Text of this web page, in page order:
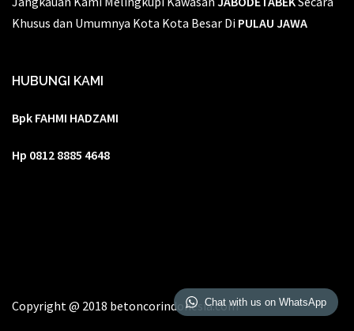
Khusus dan Umumnya Kota Kota Besar Di PULAU JAWA
HUBUNGI KAMI
Bpk FAHMI HADZAMI
Hp 0812 8885 4648
Copyright @ 2018 betoncorindonesia.comChat with us on WhatsApp